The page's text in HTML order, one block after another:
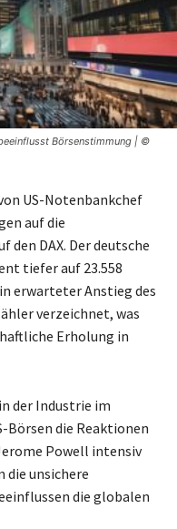
Börsenstimmung | ©
US-Notenbankchef
auf die
den DAX. Der deutsche
tiefer auf 23.558
erwarteter Anstieg des
verzeichnet, was
Erholung in
der Industrie im
Börsen die Reaktionen
Powell intensiv
die unsichere
die globalen